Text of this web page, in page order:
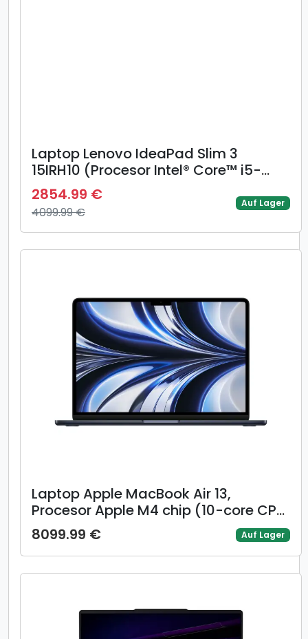
Laptop Lenovo IdeaPad Slim 3
15IRH10 (Procesor Intel® Core™ i5-
13420H (12M Cache, up to 4.60 GHz),
15.3inch WUXGA, 16GB DDR5, 1TB SSD,
Intel UHD Graphics, Gri)
2854.99 €
4099.99 €
Auf Lager
Laptop Apple MacBook Air 13,
Procesor Apple M4 chip (10-core CPU,
10-core GPU), 13.6inch WQXGA, 16GB,
256GB, layout INT, Mac OS (Albastru)
+ adaptor retea 70W
8099.99 € Auf Lager